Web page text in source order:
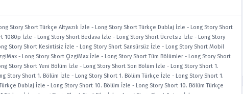
Story Short Türkçe Altyazılı İzle - Long Story Short Türkçe Dublaj İzle - Long Story Short
1080p İzle - Long Story Short Bedava İzle - Long Story Short Ücretsiz İzle - Long Story
Story Short Kesintisiz İzle - Long Story Short Sansürsüz İzle - Long Story Short Mobil
- Long Story Short ÇizgiMax İzle - Long Story Short Tüm Bölümler - Long Story Short
Story Short Yeni Bölüm İzle - Long Story Short Son Bölüm İzle - Long Story Short 1.
Story Short 1. Bölüm İzle - Long Story Short 1. Bölüm Türkçe İzle - Long Story Short 1.
Dublaj İzle - Long Story Short 10. Bölüm İzle - Long Story Short 10. Bölüm Türkçe